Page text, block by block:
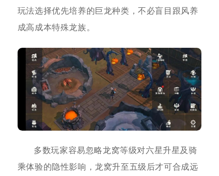
玩法选择优先培养的巨龙种类，不必盲目跟风养
成高成本特殊龙族。
多数玩家容易忽略龙窝等级对六星升星及骑
乘体验的隐性影响，龙窝升至五级后才可合成远